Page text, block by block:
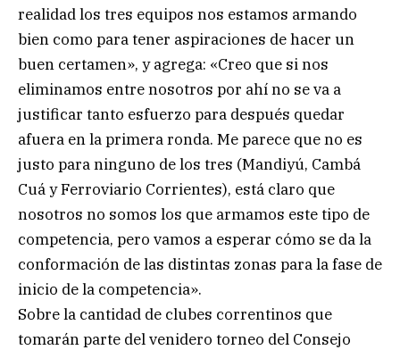
realidad los tres equipos nos estamos armando
bien como para tener aspiraciones de hacer un
buen certamen», y agrega: «Creo que si nos
eliminamos entre nosotros por ahí no se va a
justificar tanto esfuerzo para después quedar
afuera en la primera ronda. Me parece que no es
justo para ninguno de los tres (Mandiyú, Cambá
Cuá y Ferroviario Corrientes), está claro que
nosotros no somos los que armamos este tipo de
competencia, pero vamos a esperar cómo se da la
conformación de las distintas zonas para la fase de
inicio de la competencia».
Sobre la cantidad de clubes correntinos que
tomarán parte del venidero torneo del Consejo